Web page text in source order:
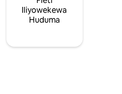
Iliyowekewa
Huduma